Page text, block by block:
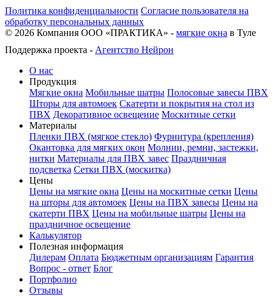
Политика конфиденциальности Согласие пользователя на
обработку персональных данных
© 2026 Компания ООО «ПРАКТИКА» - мягкие окна в Туле
Поддержка проекта - Агентство Нейрон
О нас
Продукция
Мягкие окна Мобильные шатры Полосовые завесы ПВХ
Шторы для автомоек Скатерти и покрытия на стол из
ПВХ Декоративное освещение Москитные сетки
Материалы
Пленки ПВХ (мягкое стекло) Фурнитура (крепления)
Окантовка для мягких окон Молнии, ремни, застежки,
нитки Материалы для ПВХ завес Праздничная
подсветка Сетки ПВХ (москитка)
Цены
Цены на мягкие окна Цены на москитные сетки Цены
на шторы для автомоек Цены на ПВХ завесы Цены на
скатерти ПВХ Цены на мобильные шатры Цены на
праздничное освещение
Калькулятор
Полезная информация
Дилерам Оплата Бюджетным организациям Гарантия
Вопрос - ответ Блог
Портфолио
Отзывы